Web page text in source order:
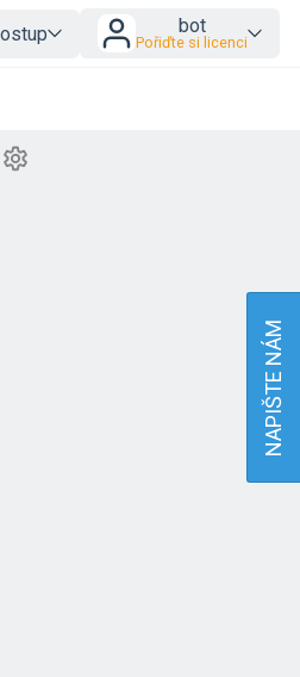
bot
Pořiďte si licenci
NAPIŠTE NÁM